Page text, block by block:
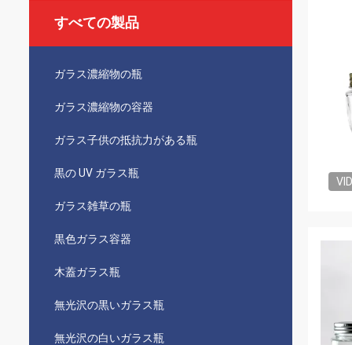
すべての製品
ガラス濃縮物の瓶
ガラス濃縮物の容器
ガラス子供の抵抗力がある瓶
黒の UV ガラス瓶
ガラス雑草の瓶
黒色ガラス容器
木蓋ガラス瓶
無光沢の黒いガラス瓶
無光沢の白いガラス瓶